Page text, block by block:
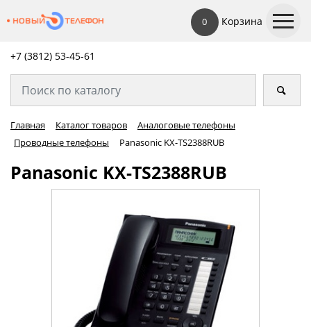
0 Корзина
+7 (3812) 53-45-61
Главная Каталог товаров
Аналоговые телефоны
Проводные телефоны
Panasonic KX-TS2388RUB
Panasonic KX-TS2388RUB